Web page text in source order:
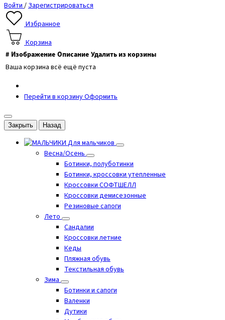
Войти/Зарегистрироваться
Избранное
Корзина
# Изображение Описание Удалить из корзины
Ваша корзина всё ещё пуста
Перейти в корзинуОформить
Закрыть Назад
Для мальчиков
Весна/Осень
Ботинки, полуботинки
Ботинки, кроссовки утепленные
Кроссовки СОФТШЕЛЛ
Кроссовки демисезонные
Резиновые сапоги
Лето
Cандалии
Кроссовки летние
Кеды
Пляжная обувь
Текстильная обувь
Зима
Ботинки и сапоги
Валенки
Дутики